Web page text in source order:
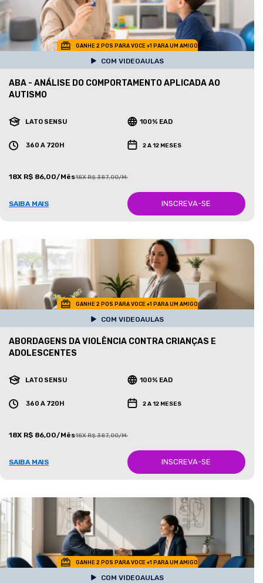
GANHE 2 POS PARA VOCE +1 PARA UM AMIGO
COM VIDEOAULAS
ABA - ANÁLISE DO COMPORTAMENTO APLICADA AO
AUTISMO
LATO SENSU 100% EAD
360 A 720H 2 A 12 MESES
18X R$ 86,00/Mês18X R$ 387,00/Mês
SAIBA MAIS INSCREVA-SE
GANHE 2 POS PARA VOCE +1 PARA UM AMIGO
COM VIDEOAULAS
ABORDAGENS DA VIOLÊNCIA CONTRA CRIANÇAS E
ADOLESCENTES
LATO SENSU 100% EAD
360 A 720H 2 A 12 MESES
18X R$ 86,00/Mês18X R$ 387,00/Mês
SAIBA MAIS INSCREVA-SE
GANHE 2 POS PARA VOCE +1 PARA UM AMIGO
COM VIDEOAULAS